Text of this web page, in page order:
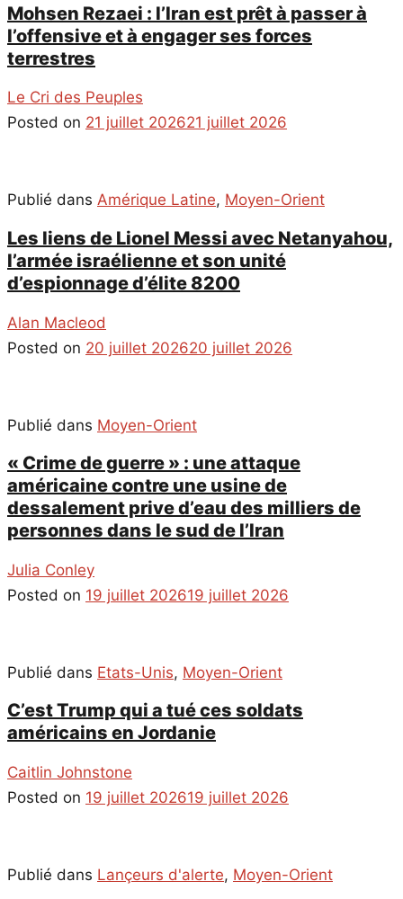
Mohsen Rezaei : l’Iran est prêt à passer à
l’offensive et à engager ses forces
terrestres
Le Cri des Peuples
Posted on 21 juillet 202621 juillet 2026
Publié dans Amérique Latine, Moyen-Orient
Les liens de Lionel Messi avec Netanyahou,
l’armée israélienne et son unité
d’espionnage d’élite 8200
Alan Macleod
Posted on 20 juillet 202620 juillet 2026
Publié dans Moyen-Orient
« Crime de guerre » : une attaque
américaine contre une usine de
dessalement prive d’eau des milliers de
personnes dans le sud de l’Iran
Julia Conley
Posted on 19 juillet 202619 juillet 2026
Publié dans Etats-Unis, Moyen-Orient
C’est Trump qui a tué ces soldats
américains en Jordanie
Caitlin Johnstone
Posted on 19 juillet 202619 juillet 2026
Publié dans Lançeurs d'alerte, Moyen-Orient